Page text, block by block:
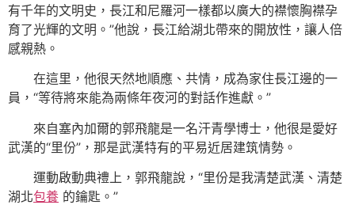
有千年的文明史，長江和尼羅河一樣都以廣大的襟懷胸襟孕
育了光輝的文明。”他說，長江給湖北帶來的開放性，讓人倍
感親熱。
在這里，他很天然地順應、共情，成為家住長江邊的一
員，“等待將來能為兩條年夜河的對話作進獻。”
來自塞內加爾的郭飛龍是一名汗青學博士，他很是愛好
武漢的“里份”，那是武漢特有的平易近居建筑情勢。
運動啟動典禮上，郭飛龍說，“里份是我清楚武漢、清楚
湖北包養 的鑰匙。”